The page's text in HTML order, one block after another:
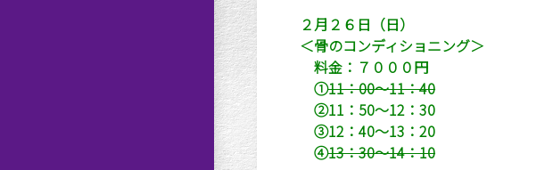
２月２６日（日）
＜骨のコンディショニング＞
料金：７０００円
①11：00～11：40
②11：50～12：30
③12：40～13：20
④13：30～14：10